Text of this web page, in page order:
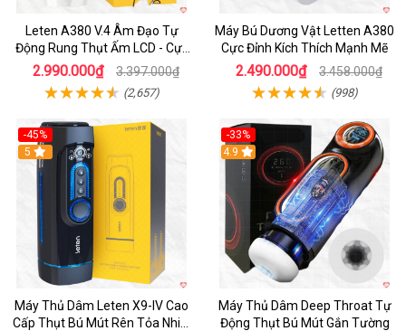
Leten A380 V.4 Âm Đạo Tự
Động Rung Thụt Ấm LCD - Cực
Phê
2.990.000₫ 3.397.000₫
(2,657)
Máy Bú Dương Vật Letten A380
Cực Đỉnh Kích Thích Mạnh Mẽ
2.490.000₫ 3.458.000₫
(998)
-45%
Hot
5
Máy Thủ Dâm Leten X9-IV Cao
Cấp Thụt Bú Mút Rên Tỏa Nhiệt
-33%
Hot
4.9
Máy Thủ Dâm Deep Throat Tự
Động Thụt Bú Mút Gắn Tường